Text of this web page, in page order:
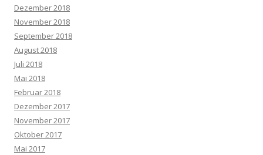
Dezember 2018
November 2018
September 2018
August 2018
Juli 2018
Mai 2018
Februar 2018
Dezember 2017
November 2017
Oktober 2017
Mai 2017